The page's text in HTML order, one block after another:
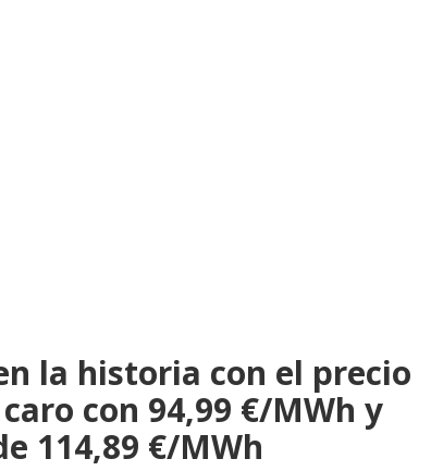
la historia con el precio
con 94,99 €/MWh y
114,89 €/MWh